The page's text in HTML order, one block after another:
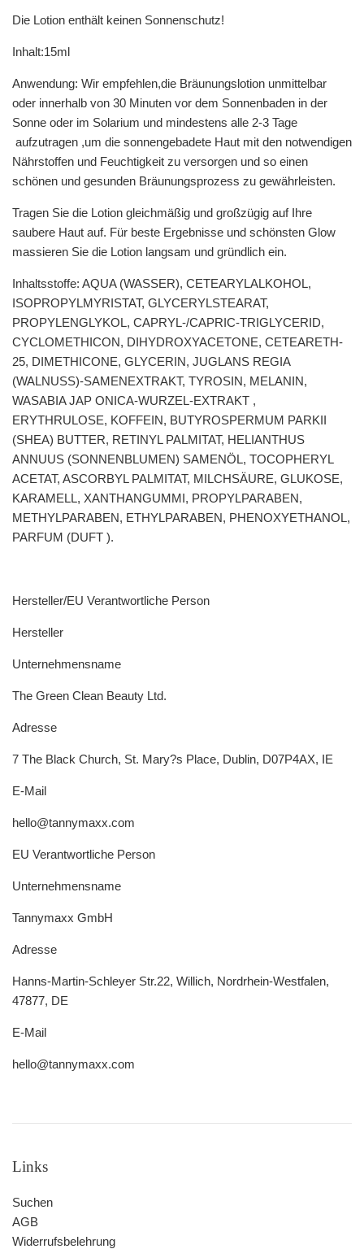
Die Lotion enthält keinen Sonnenschutz!
Inhalt:15ml
Anwendung: Wir empfehlen,die Bräunungslotion unmittelbar
oder innerhalb von 30 Minuten vor dem Sonnenbaden in der
Sonne oder im Solarium und mindestens alle 2-3 Tage
aufzutragen ,um die sonnengebadete Haut mit den notwendigen
Nährstoffen und Feuchtigkeit zu versorgen und so einen
schönen und gesunden Bräunungsprozess zu gewährleisten.
Tragen Sie die Lotion gleichmäßig und großzügig auf Ihre
saubere Haut auf. Für beste Ergebnisse und schönsten Glow
massieren Sie die Lotion langsam und gründlich ein.
Inhaltsstoffe: AQUA (WASSER), CETEARYLALKOHOL,
ISOPROPYLMYRISTAT, GLYCERYLSTEARAT,
PROPYLENGLYKOL, CAPRYL-/CAPRIC-TRIGLYCERID,
CYCLOMETHICON, DIHYDROXYACETONE, CETEARETH-
25, DIMETHICONE, GLYCERIN, JUGLANS REGIA
(WALNUSS)-SAMENEXTRAKT, TYROSIN, MELANIN,
WASABIA JAP ONICA-WURZEL-EXTRAKT ,
ERYTHRULOSE, KOFFEIN, BUTYROSPERMUM PARKII
(SHEA) BUTTER, RETINYL PALMITAT, HELIANTHUS
ANNUUS (SONNENBLUMEN) SAMENÖL, TOCOPHERYL
ACETAT, ASCORBYL PALMITAT, MILCHSÄURE, GLUKOSE,
KARAMELL, XANTHANGUMMI, PROPYLPARABEN,
METHYLPARABEN, ETHYLPARABEN, PHENOXYETHANOL,
PARFUM (DUFT ).
Hersteller/EU Verantwortliche Person
Hersteller
Unternehmensname
The Green Clean Beauty Ltd.
Adresse
7 The Black Church, St. Mary?s Place, Dublin, D07P4AX, IE
E-Mail
hello@tannymaxx.com
EU Verantwortliche Person
Unternehmensname
Tannymaxx GmbH
Adresse
Hanns-Martin-Schleyer Str.22, Willich, Nordrhein-Westfalen,
47877, DE
E-Mail
hello@tannymaxx.com
Links
Suchen
AGB
Widerrufsbelehrung